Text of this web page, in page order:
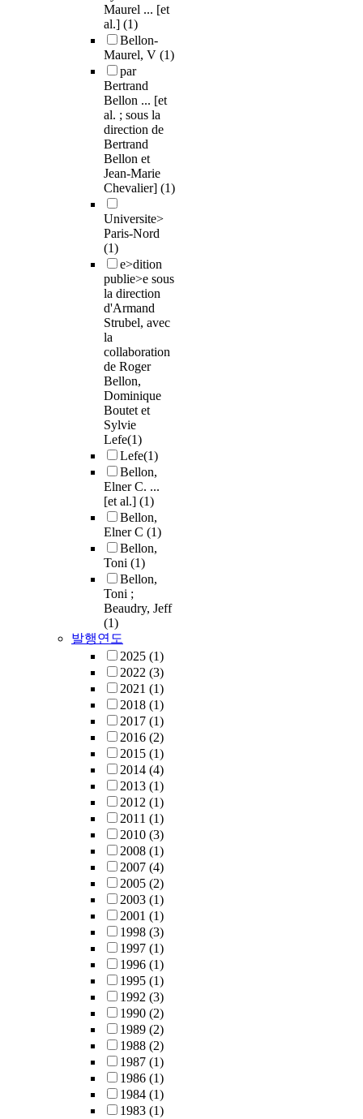
Maurel ... [et
al.] (1)
Bellon-
Maurel, V (1)
par
Bertrand
Bellon ... [et
al. ; sous la
direction de
Bertrand
Bellon et
Jean-Marie
Chevalier] (1)
Universite>
Paris-Nord
(1)
e>dition
publie>e sous
la direction
d'Armand
Strubel, avec
la
collaboration
de Roger
Bellon,
Dominique
Boutet et
Sylvie
Lefe(1)
Lefe(1)
Bellon,
Elner C. ...
[et al.] (1)
Bellon,
Elner C (1)
Bellon,
Toni (1)
Bellon,
Toni ;
Beaudry, Jeff
(1)
발행연도
2025 (1)
2022 (3)
2021 (1)
2018 (1)
2017 (1)
2016 (2)
2015 (1)
2014 (4)
2013 (1)
2012 (1)
2011 (1)
2010 (3)
2008 (1)
2007 (4)
2005 (2)
2003 (1)
2001 (1)
1998 (3)
1997 (1)
1996 (1)
1995 (1)
1992 (3)
1990 (2)
1989 (2)
1988 (2)
1987 (1)
1986 (1)
1984 (1)
1983 (1)